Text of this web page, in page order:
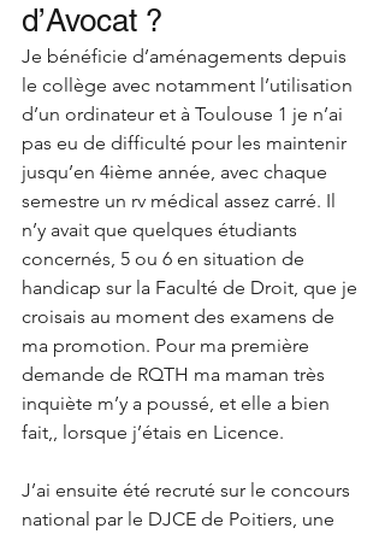
d’Avocat ?
Je bénéficie d’aménagements depuis
le collège avec notamment l’utilisation
d’un ordinateur et à Toulouse 1 je n’ai
pas eu de difficulté pour les maintenir
jusqu’en 4ième année, avec chaque
semestre un rv médical assez carré. Il
n’y avait que quelques étudiants
concernés, 5 ou 6 en situation de
handicap sur la Faculté de Droit, que je
croisais au moment des examens de
ma promotion. Pour ma première
demande de RQTH ma maman très
inquiète m’y a poussé, et elle a bien
fait,, lorsque j’étais en Licence.
J’ai ensuite été recruté sur le concours
national par le DJCE de Poitiers, une